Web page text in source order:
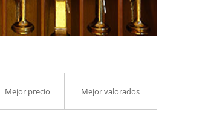
Mejor precio Mejor valorados